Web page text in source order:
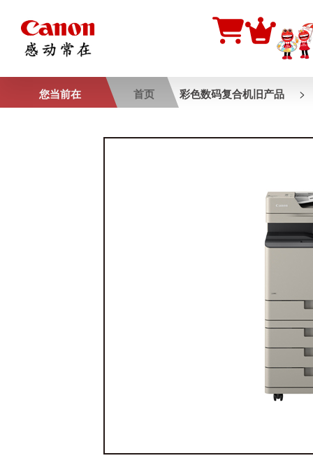
您当前在 首页 彩色数码复合机旧产品 >